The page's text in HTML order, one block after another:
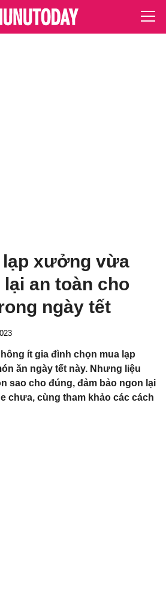
lạp xưởng vừa
an toàn cho
ngày tết
ít gia đình chọn mua lạp
ăn ngày tết này. Nhưng liệu
sao cho đúng, đảm bảo ngon lại
chưa, cùng tham khảo các cách